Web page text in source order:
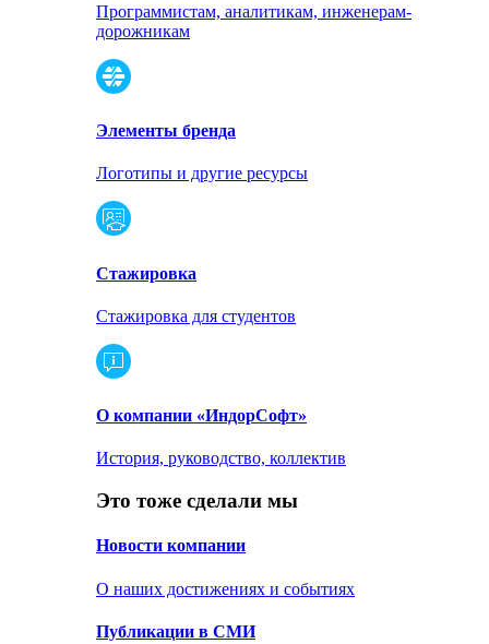
Программистам, аналитикам, инженерам-
дорожникам
Элементы бренда
Логотипы и другие ресурсы
Стажировка
Стажировка для студентов
О компании «ИндорСофт»
История, руководство, коллектив
Это тоже сделали мы
Новости компании
О наших достижениях и событиях
Публикации в СМИ